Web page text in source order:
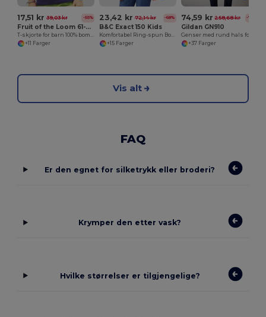
17,51 kr 39,03 kr -55%
Fruit of the Loom 61-033-0
+11 Farger
23,42 kr 72,14 kr -68%
B&C Exact 150 Kids
+15 Farger
74,59 kr 258,68 kr -71%
Gildan GN910
+37 Farger
Vis alt
FAQ
Er den egnet for silketrykk eller broderi?
Krymper den etter vask?
Hvilke størrelser er tilgjengelige?